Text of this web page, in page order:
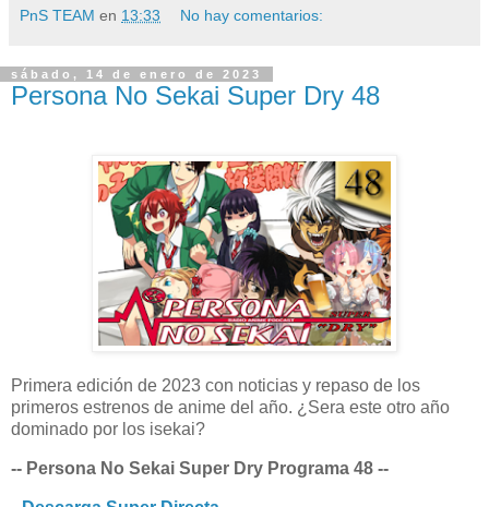
PnS TEAM en 13:33 No hay comentarios:
sábado, 14 de enero de 2023
Persona No Sekai Super Dry 48
Primera edición de 2023 con noticias y repaso de los
primeros estrenos de anime del año. ¿Sera este otro año
dominado por los isekai?
-- Persona No Sekai Super Dry Programa 48 --